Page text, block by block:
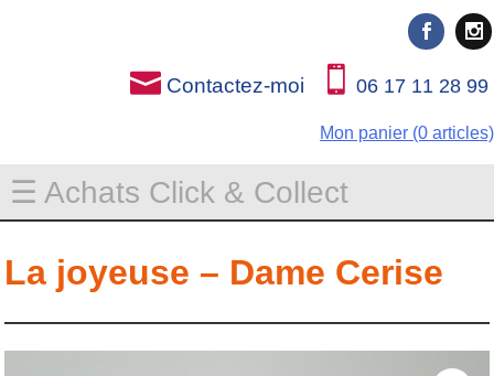
Contactez-moi 06 17 11 28 99
Mon panier (0 articles)
☰ Achats Click & Collect
La joyeuse – Dame Cerise